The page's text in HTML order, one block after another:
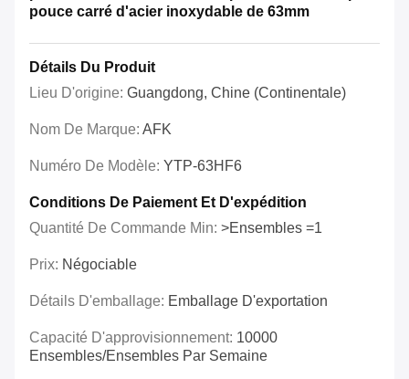
pouce carré d'acier inoxydable de 63mm
Détails Du Produit
Lieu D'origine: Guangdong, Chine (continentale)
Nom De Marque: AFK
Numéro De Modèle: YTP-63HF6
Conditions De Paiement Et D'expédition
Quantité De Commande Min: >Ensembles =1
Prix: Négociable
Détails D'emballage: Emballage D'exportation
Capacité D'approvisionnement: 10000
Ensembles/ensembles Par Semaine